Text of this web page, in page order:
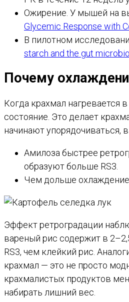
Ожирение. У мышей на
Glycemic Response with
В пилотном
starch and the gut
Почему
Когда крахмал нагревается
состояние. Это делает
начинают
Амилоза быстрее
образуют больше RS3.
Чем дольше
Эффект ретроградации
вареный рис содержит в
RS3, чем клейкий рис.
крахмал — это не просто
крахмалистых продуктов
набирать лишний вес.